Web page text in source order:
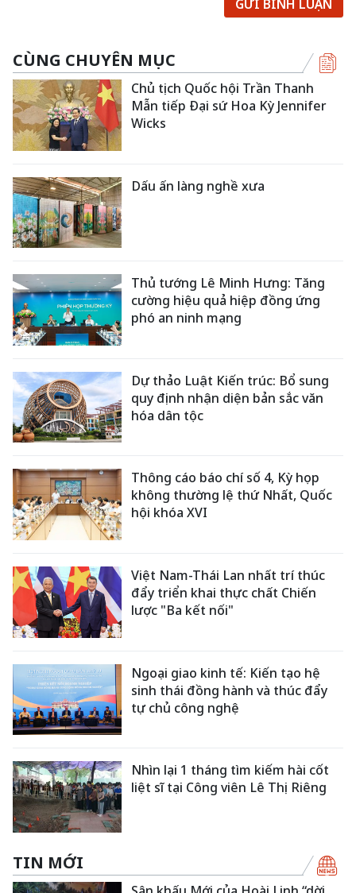
GỬI BÌNH LUẬN
CÙNG CHUYÊN MỤC
Chủ tịch Quốc hội Trần Thanh
Mẫn tiếp Đại sứ Hoa Kỳ Jennifer
Wicks
Dấu ấn làng nghề xưa
Thủ tướng Lê Minh Hưng: Tăng
cường hiệu quả hiệp đồng ứng
phó an ninh mạng
Dự thảo Luật Kiến trúc: Bổ sung
quy định nhận diện bản sắc văn
hóa dân tộc
Thông cáo báo chí số 4, Kỳ họp
không thường lệ thứ Nhất, Quốc
hội khóa XVI
Việt Nam-Thái Lan nhất trí thúc
đẩy triển khai thực chất Chiến
lược "Ba kết nối"
Ngoại giao kinh tế: Kiến tạo hệ
sinh thái đồng hành và thúc đẩy
tự chủ công nghệ
Nhìn lại 1 tháng tìm kiếm hài cốt
liệt sĩ tại Công viên Lê Thị Riêng
TIN MỚI